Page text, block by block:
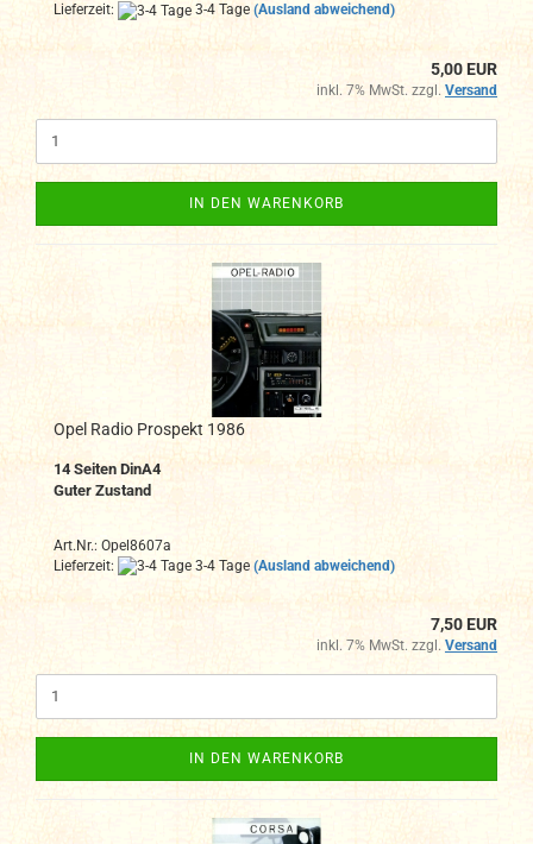
Lieferzeit:
3-4 Tage (Ausland abweichend)
5,00 EUR
inkl. 7% MwSt. zzgl. Versand
IN DEN WARENKORB
Opel Radio Prospekt 1986
14 Seiten DinA4
Guter Zustand
Art.Nr.: Opel8607a
Lieferzeit:
3-4 Tage (Ausland abweichend)
7,50 EUR
inkl. 7% MwSt. zzgl. Versand
IN DEN WARENKORB